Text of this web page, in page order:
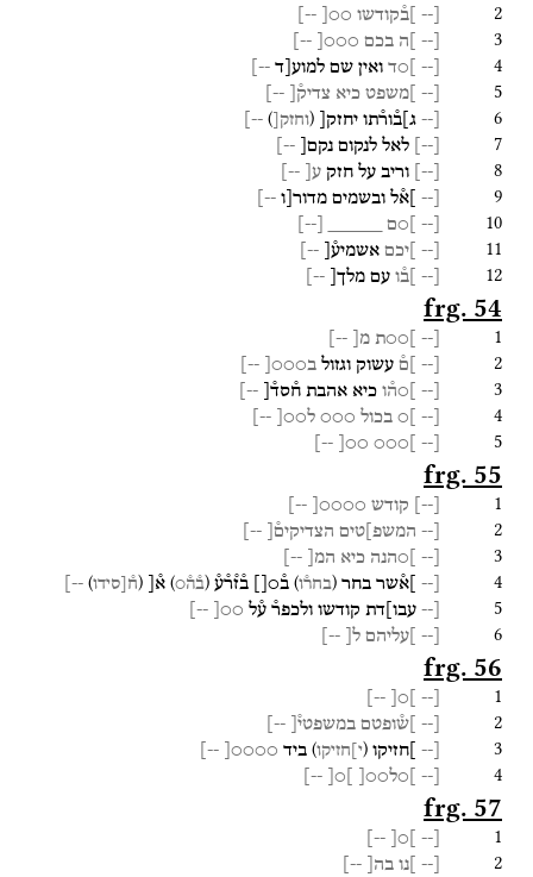
2
[-- ]ב֯קודשו ○○[
--]
3
[-- ]ה בכם ○○○[
--]
4
[-- ]○ד ואין שם למוע[ד --]
5
[-- ]משפט כיא צדיק֯[ --]
6
[-- ג]ב֯ור֯תו יחזק[ (וחזק[ )
--]
7
-- לאל לנקום נקם[ --]
8
-- וריב על חזק ע[ --]
9
[-- ]א֯ל ובשמים מדור[ו --]
10
[-- ]○ם --
11
[-- ]יכם אשמיע֯[ --]
12
[-- ]ב֯ו עם מלך[ --]
frg. 54
1
[-- ]○○ת מ[ --]
2
[-- ]ם֯ עשוק וגזול ב○○○[ --]
3
[-- ]○ה֯ו כיא אהבת ח֯סד֯[ --]
4
[--
]○ בכול ○○○ ל○○[ --]
5
[--
]○○○
○○[
--]
frg. 55
1
-- קודש ○○○○[
--]
2
[-- המשפ]טים הצדיקים֯[ --]
3
[-- ]○הנה כיא המ[ --]
4
[-- ]א֯שר בחר (בחר֯ו) ב֯○[] ב֯ז֯ר֯ע֯ (ב֯ה֯○) א֯[ (ח֯[סידו)
--]
5
[-- עבו]דת קודשו ולכפר֯ ע֯ל ○○[
--]
6
[-- ]עליהם ל[ --]
frg. 56
1
[--
]○[
--]
2
[-- ]ש֯ופטם במשפטי֯[ --]
3
[-- ]חזיקו (י]חזיקו) ביד ○○○○[
--]
4
[-- ]○ל○○ ○[
--]
frg. 57
1
[--
]○[
--]
2
[-- ]נו בה[ --]